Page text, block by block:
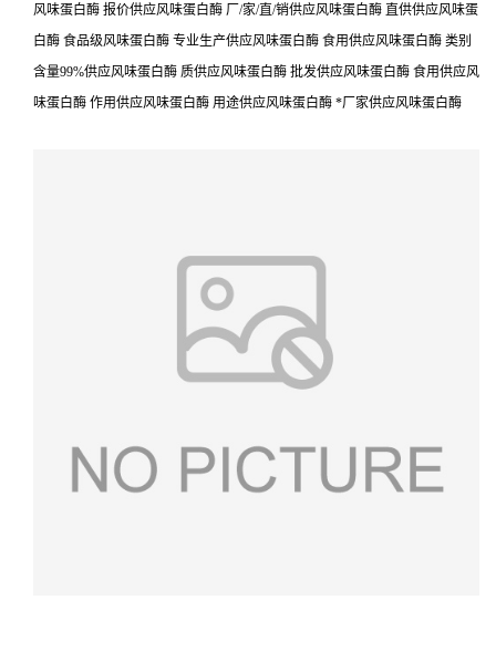
风味蛋白酶 报价供应风味蛋白酶 厂/家/直/销供应风味蛋白酶 直供供应风味蛋
白酶 食品级风味蛋白酶 专业生产供应风味蛋白酶 食用供应风味蛋白酶 类别
含量99%供应风味蛋白酶 质供应风味蛋白酶 批发供应风味蛋白酶 食用供应风
味蛋白酶 作用供应风味蛋白酶 用途供应风味蛋白酶 *厂家供应风味蛋白酶